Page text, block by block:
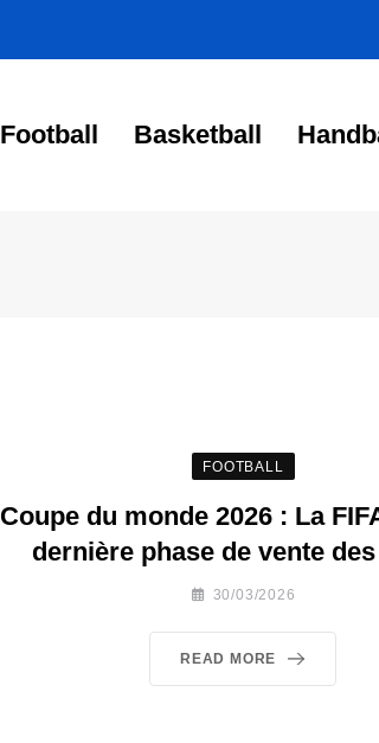
Football Basketball
FOOTBALL
Coupe du monde 2026 : La
dernière phase de vente
30/03/2026
READ MORE